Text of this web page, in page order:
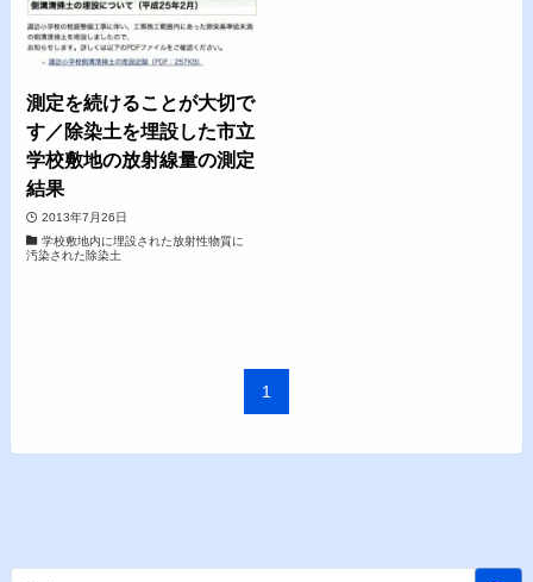
測定を続けることが大切で
す／除染土を埋設した市立
学校敷地の放射線量の測定
結果
2013年7月26日
学校敷地内に埋設された放射性物質に
汚染された除染土
1